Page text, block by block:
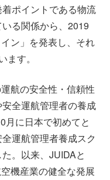
ポイントである物流
る関係から、2019
ン」を発表し、それ
す。
航の安全性・信頼性
全運航管理者の養成
月に日本で初めてと
運航管理者養成スク
。以来、JUIDAと
機産業の健全な発展